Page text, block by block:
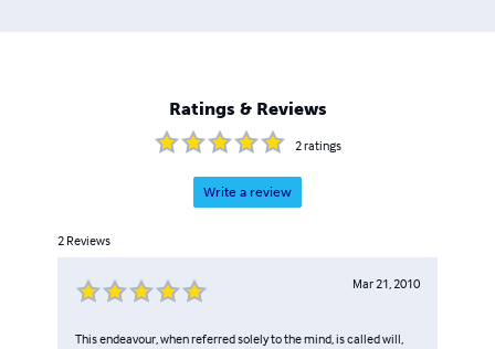
actualización. {Aachen, A Coruña, Acuitzio del Canje,
Alba, Amsterdam, Antwerp, Athens, Aquisgrán, Barcelona,
Bar Harbor, Basau
Ratings & Reviews
2ratings
Write a review
2 Reviews
Mar 21, 2010
This endeavour, when referred solely to the mind, is called will,